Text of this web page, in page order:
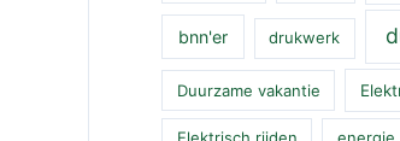
bnn'er drukwerk
Duurzame vakantie